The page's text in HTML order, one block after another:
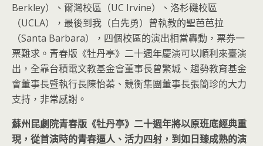
Berkley）、爾灣校區（UC Irvine）、洛杉磯校區
（UCLA），最後到我（白先勇）曾執教的聖芭芭拉
（Santa Barbara），四個校區的演出相當轟動，票券一
票難求。青春版《牡丹亭》二十週年慶演可以順利來臺演
出，全靠台積電文教基金會董事長曾繁城、趨勢教育基金
會董事長暨執行長陳怡蓁、競衡集團董事長張簡珍的大力
支持，非常感謝。
蘇州昆劇院青春版《牡丹亭》二十週年將以原班底經典重
現，從首演時的青春逼人、活力四射，到如日臻成熟的演